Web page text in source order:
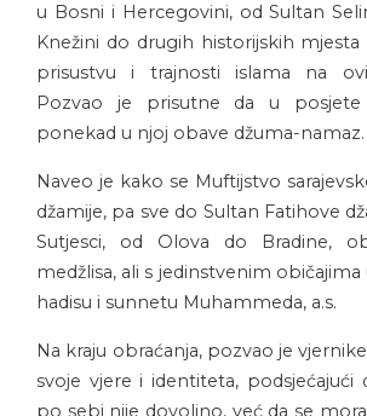
u Bosni i Hercegovini, od Sultan
Knežini do drugih historijskih mjesta
prisustvu i trajnosti islama na
Pozvao je prisutne da u
ponekad u njoj obave džuma-namaz.
Naveo je kako se Muftijstvo
džamije, pa sve do Sultan Fatihove
Sutjesci, od Olova do Bradine,
medžlisa, ali s jedinstvenim
hadisu i sunnetu Muhammeda, a.s.
Na kraju obraćanja, pozvao je
svoje vjere i identiteta, podsjećajući
po sebi nije dovoljno, već da se